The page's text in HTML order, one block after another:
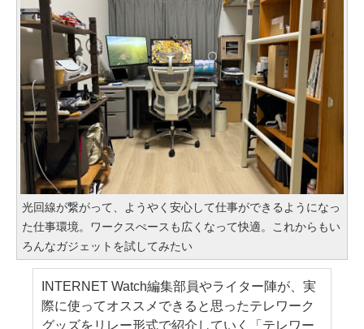
光回線が繋がって、ようやく安心して仕事ができるようになっ
た仕事環境。ワークスぺースも広くなって快適。これからもい
ろんなガジェットを試してみたい
INTERNET Watch編集部員やライター陣が、実
際に使ってオススメできると思ったテレワーク
グッズをリレー形式で紹介していく「テレワー